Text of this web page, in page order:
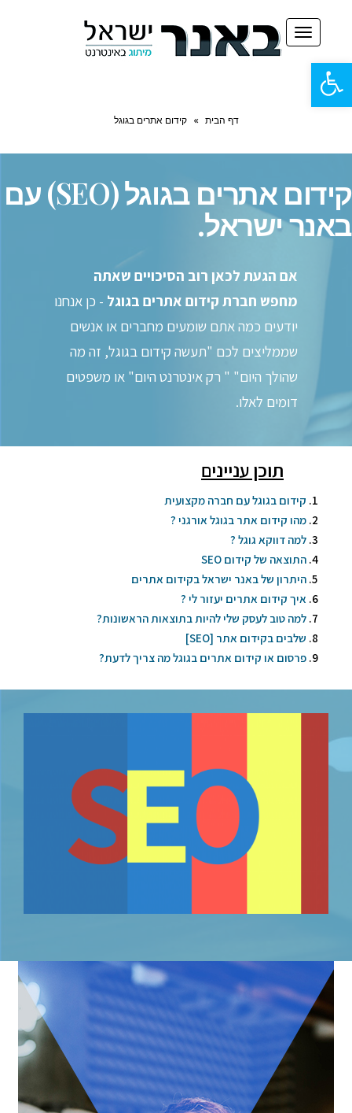
פתח
סרגל
תפריט
דף הבית » קידום אתרים בגוגל
קידום אתרים בגוגל (SEO) עם
באנר ישראל.
אם הגעת לכאן רוב הסיכויים שאתה
מחפש חברת קידום אתרים בגוגל - כן אנחנו
יודעים כמה אתם שומעים מחברים או אנשים
שממליצים לכם "תעשה קידום בגוגל, זה מה
שהולך היום" " רק אינטרנט היום" או משפטים
דומים לאלו.
תוכן עניינים
קידום בגוגל עם חברה מקצועית
מהו קידום אתר בגוגל אורגני ?
למה דווקא גוגל ?
התוצאה של קידום SEO
היתרון של באנר ישראל בקידום אתרים
איך קידום אתרים יעזור לי ?
למה טוב לעסק שלי להיות בתוצאות הראשונות?
שלבים בקידום אתר [SEO]
פרסום או קידום אתרים בגוגל מה צריך לדעת?